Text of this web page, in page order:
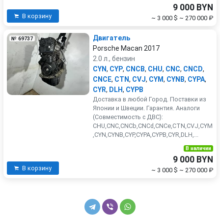
В корзину
9 000 BYN
~ 3 000 $ ~ 270 000 ₽
№ 69737
Двигатель
Porsche Macan 2017
2.0 л., бензин
CYN, CYP, CNCB, CHU, CNC, CNCD,
CNCE, CTN, CVJ, CYM, CYNB, CYPA,
CYR, DLH, CYPB
Доставка в любой Город. Поставки из
Японии и Швеции. Гарантия. Аналоги
(Совместимость с ДВС):
CHU,CNC,CNCb,CNCd,CNCe,CTN,CVJ,CYM
,CYN,CYNB,CYP,CYPA,CYPB,CYR,DLH,...
В корзину
В наличии
9 000 BYN
~ 3 000 $ ~ 270 000 ₽